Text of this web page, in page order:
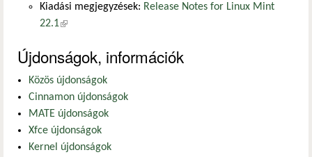
hivatkozás)
Kiadási megjegyzések: Release Notes for Linux Mint
22.1(külső hivatkozás)
Újdonságok, információk
Közös újdonságok
Cinnamon újdonságok
MATE újdonságok
Xfce újdonságok
Kernel újdonságok